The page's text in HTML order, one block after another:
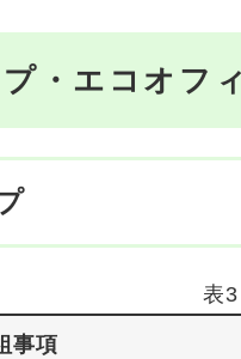
・エコオフ
表3
事項